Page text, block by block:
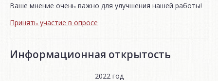
Ваше мнение очень важно для улучшения нашей работы!
Принять участие в опросе
Информационная открытость
2022 год